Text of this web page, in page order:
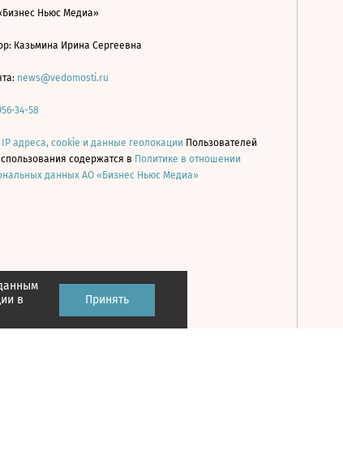
в
Принять
Ньюс Медиа»
Казьмина Ирина Сергеевна
news@vedomosti.ru
34-58
IP адреса, cookie и данные геолокации Пользователей
содержатся в Политике в отношении
данных АО «Бизнес Ньюс Медиа»